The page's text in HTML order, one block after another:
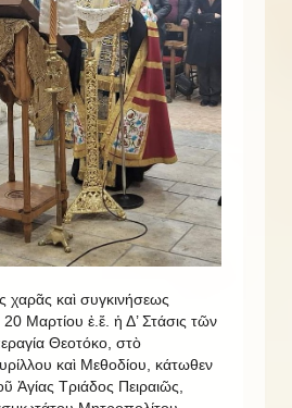
χαρᾶς καὶ συγκινήσεως
Μαρτίου ἐ.ἔ. ἡ Δ’ Στάσις τῶν
Θεοτόκο, στὸ
καὶ Μεθοδίου, κάτωθεν
Ἁγίας Τριάδος Πειραιῶς,